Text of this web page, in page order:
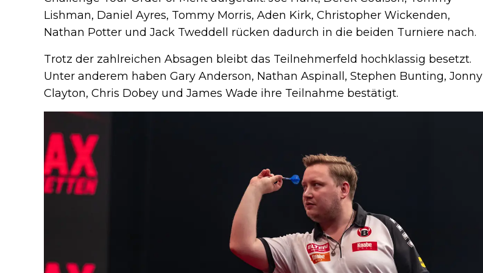
Lishman, Daniel Ayres, Tommy Morris, Aden Kirk, Christopher Wickenden,
Nathan Potter und Jack Tweddell rücken dadurch in die beiden Turniere nach.
Trotz der zahlreichen Absagen bleibt das Teilnehmerfeld hochklassig besetzt.
Unter anderem haben Gary Anderson, Nathan Aspinall, Stephen Bunting, Jonny
Clayton, Chris Dobey und James Wade ihre Teilnahme bestätigt.